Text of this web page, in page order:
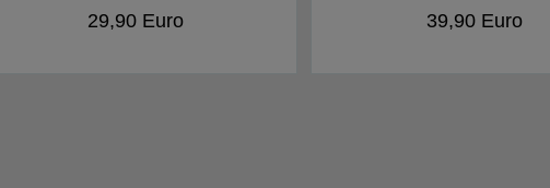
29,90 Euro 39,90 Euro